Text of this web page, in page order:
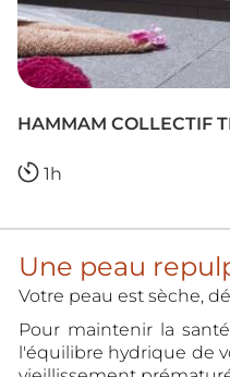
HAMMAM COLLECTIF
1h
Une peau
Votre peau est sèche,
Pour maintenir la
l'équilibre hydrique de